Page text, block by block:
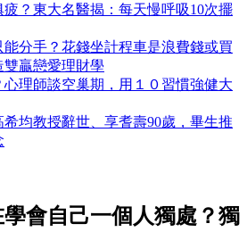
？東大名醫揭：每天慢呼吸10次擺
分手？花錢坐計程車是浪費錢或買
雙贏戀愛理財學
理師談空巢期，用１０習慣強健大
均教授辭世、享耆壽90歲，畢生推
會自己一個人獨處？獨